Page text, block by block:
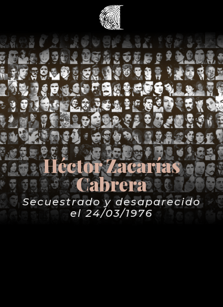
Héctor Zacarías
Cabrera
Secuestrado y desaparecido
el 24/03/1976